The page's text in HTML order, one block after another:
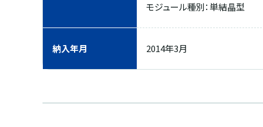
モジュール種別：単結晶型
納入年月 2014年3月